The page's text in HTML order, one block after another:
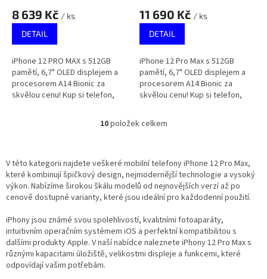
8 639 Kč / ks
DETAIL
iPhone 12 PRO MAX s 512GB
pamětí, 6,7" OLED displejem a
procesorem A14 Bionic za
skvělou cenu! Kup si telefon,
11 690 Kč / ks
DETAIL
iPhone 12 Pro Max s 512GB
pamětí, 6,7" OLED displejem a
procesorem A14 Bionic za
skvělou cenu! Kup si telefon,
spoustu muziky.
O
á
d
a
c
p
r
v
k
10položek celkem
V této kategorii najdete veškeré mobilní telefony iPhone 12 Pro Max,
které kombinují špičkový design, nejmodernější technologie a vysoký
výkon. Nabízíme širokou škálu modelů od nejnovějších verzí až po
cenově dostupné varianty, které jsou ideální pro každodenní použití.
iPhony jsou známé svou spolehlivostí, kvalitními fotoaparáty,
intuitivním operačním systémem iOS a perfektní kompatibilitou s
dalšími produkty Apple. V naší nabídce naleznete iPhony 12 Pro Max s
různými kapacitami úložiště, velikostmi displeje a funkcemi, které
odpovídají vašim potřebám.